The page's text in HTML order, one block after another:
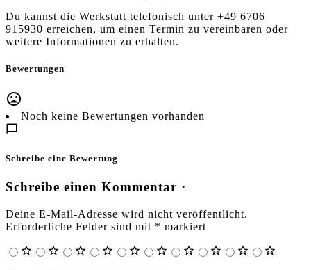
Du kannst die Werkstatt telefonisch unter +49 6706
915930 erreichen, um einen Termin zu vereinbaren oder
weitere Informationen zu erhalten.
Bewertungen
Noch keine Bewertungen vorhanden
Schreibe eine Bewertung
Schreibe einen Kommentar ·
Deine E-Mail-Adresse wird nicht veröffentlicht.
Erforderliche Felder sind mit * markiert